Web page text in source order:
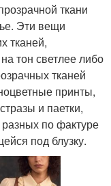
ткани
Эти вещи
тканей,
тон светлее либо
тканей
принты,
и паетки,
по фактуре
под блузку.